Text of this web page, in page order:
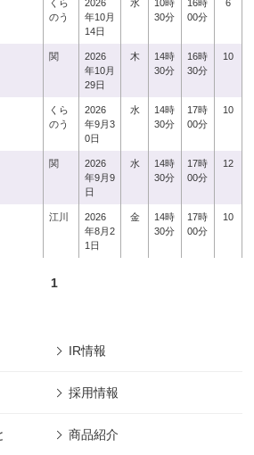
くら
のう
2026
年10月
14日
水
10時
30分
16時
00分
6
関
2026
年10月
29日
木
14時
30分
16時
30分
10
くら
のう
2026
年9月3
0日
水
14時
30分
17時
00分
10
関
2026
年9月9
日
水
14時
30分
17時
00分
12
江川
2026
年8月2
1日
金
14時
30分
17時
00分
10
1
IR情報
採用情報
商品紹介